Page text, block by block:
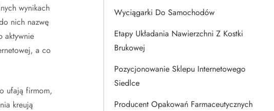
wynikach
nich nazwę
aktywnie
a co
ufają firmom,
kreują
Wyciągarki Do Samochodów
Etapy Układania Nawierzchni Z Kostki
Brukowej
Pozycjonowanie Sklepu Internetowego
Siedlce
Producent Opakowań Farmaceutycznych